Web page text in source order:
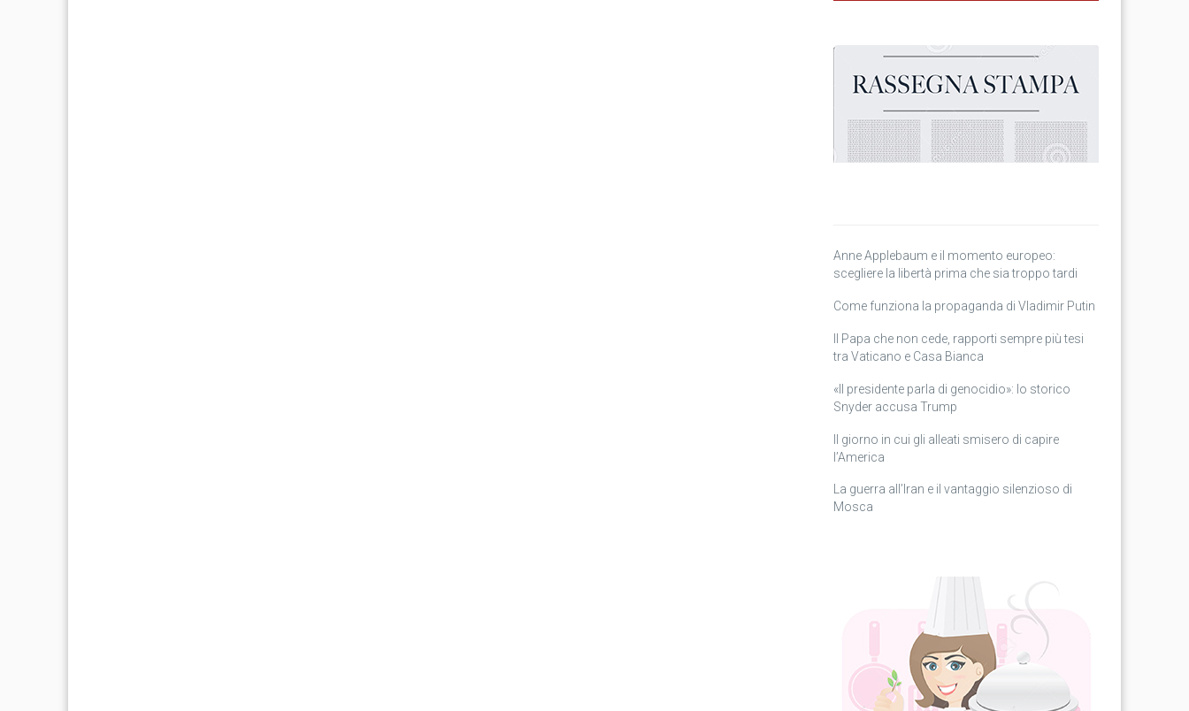
Anne Applebaum e il momento europeo:
scegliere la libertà prima che sia troppo tardi
Come funziona la propaganda di Vladimir Putin
Il Papa che non cede, rapporti sempre più tesi
tra Vaticano e Casa Bianca
«Il presidente parla di genocidio»: lo storico
Snyder accusa Trump
Il giorno in cui gli alleati smisero di capire
l’America
La guerra all’Iran e il vantaggio silenzioso di
Mosca